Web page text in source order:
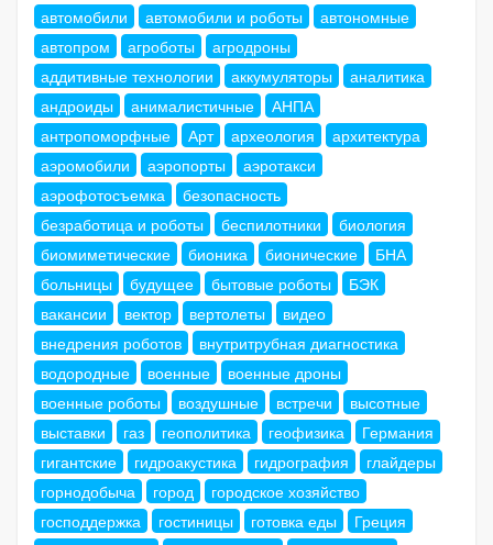
автомобили
автомобили и роботы
автономные
автопром
агроботы
агродроны
аддитивные технологии
аккумуляторы
аналитика
андроиды
анималистичные
АНПА
антропоморфные
Арт археология
архитектура
аэромобили
аэропорты
аэротакси
аэрофотосъемка
безопасность
безработица и роботы
беспилотники
биология
биомиметические
бионика бионические
БНА
больницы
будущее бытовые роботы
БЭК
вакансии
вектор вертолеты
видео
внедрения роботов
внутритрубная диагностика
водородные
военные
военные дроны
военные роботы
воздушные встречи
высотные
выставки
газ геополитика геофизика
Германия
гигантские
гидроакустика гидрография
глайдеры
горнодобыча
город
городское хозяйство
господдержка
гостиницы готовка еды
Греция